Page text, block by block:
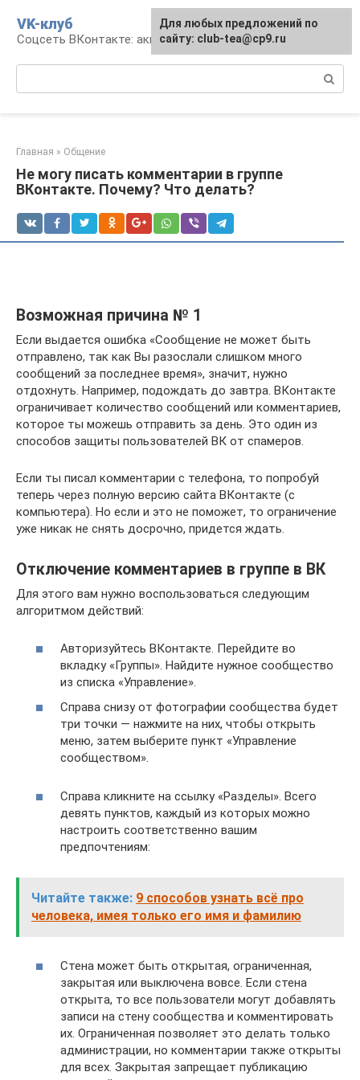
контенту
VK-клуб
Соцсеть ВКонтакте: аккаунт, общение, досуг
Главная » Общение
Не могу писать комментарии в группе
ВКонтакте. Почему? Что делать?
Возможная причина № 1
Если выдается ошибка «Сообщение не может быть
отправлено, так как Вы разослали слишком много
сообщений за последнее время», значит, нужно
отдохнуть. Например, подождать до завтра. ВКонтакте
ограничивает количество сообщений или комментариев,
которое ты можешь отправить за день. Это один из
способов защиты пользователей ВК от спамеров.
Если ты писал комментарии с телефона, то попробуй
теперь через полную версию сайта ВКонтакте (с
компьютера). Но если и это не поможет, то ограничение
уже никак не снять досрочно, придется ждать.
Отключение комментариев в группе в ВК
Для этого вам нужно воспользоваться следующим
алгоритмом действий:
Авторизуйтесь ВКонтакте. Перейдите во
вкладку «Группы». Найдите нужное сообщество
из списка «Управление».
Справа снизу от фотографии сообщества будет
три точки — нажмите на них, чтобы открыть
меню, затем выберите пункт «Управление
сообществом».
Справа кликните на ссылку «Разделы». Всего
девять пунктов, каждый из которых можно
настроить соответственно вашим
предпочтениям:
Читайте также: 9 способов узнать всё про
человека, имея только его имя и фамилию
Стена может быть открытая, ограниченная,
закрытая или выключена вовсе. Если стена
открыта, то все пользователи могут добавлять
записи на стену сообщества и комментировать
их. Ограниченная позволяет это делать только
администрации, но комментарии также открыты
для всех. Закрытая запрещает публикацию
Для любых предложений по
сайту: club-tea@cp9.ru